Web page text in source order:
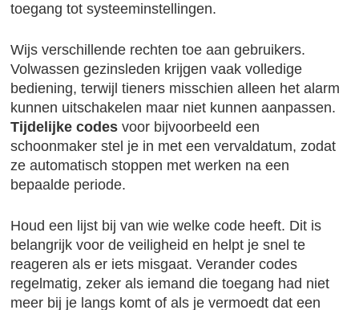
toegang tot systeeminstellingen.
Wijs verschillende rechten toe aan gebruikers.
Volwassen gezinsleden krijgen vaak volledige
bediening, terwijl tieners misschien alleen het alarm
kunnen uitschakelen maar niet kunnen aanpassen.
Tijdelijke codes voor bijvoorbeeld een
schoonmaker stel je in met een vervaldatum, zodat
ze automatisch stoppen met werken na een
bepaalde periode.
Houd een lijst bij van wie welke code heeft. Dit is
belangrijk voor de veiligheid en helpt je snel te
reageren als er iets misgaat. Verander codes
regelmatig, zeker als iemand die toegang had niet
meer bij je langs komt of als je vermoedt dat een